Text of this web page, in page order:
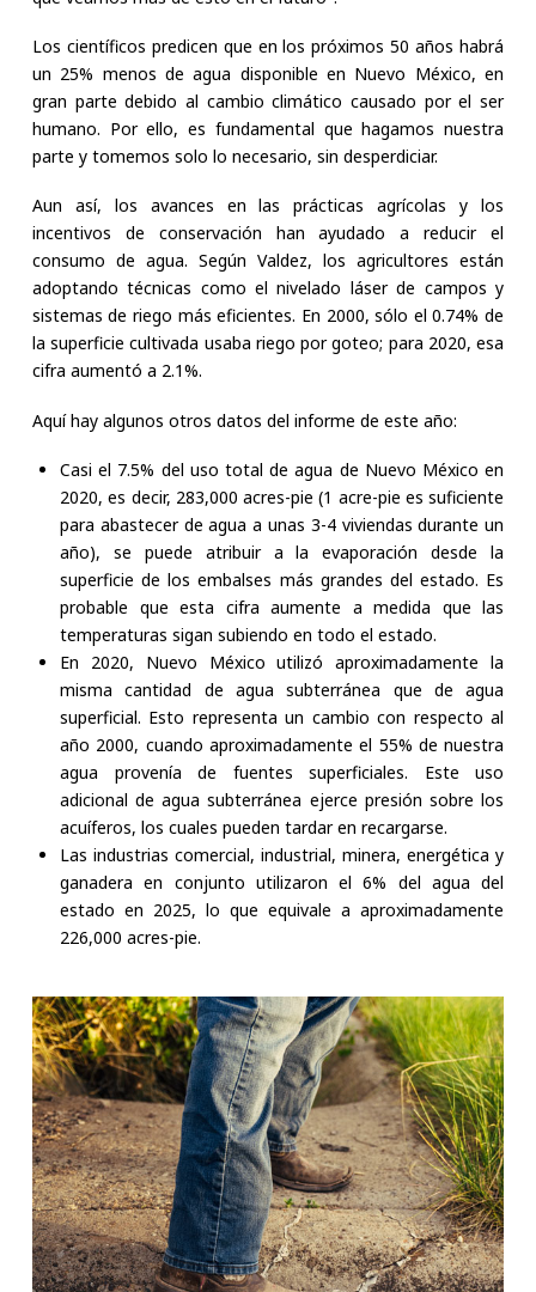
Los científicos predicen que en los próximos 50 años habrá
un 25% menos de agua disponible en Nuevo México, en
gran parte debido al cambio climático causado por el ser
humano. Por ello, es fundamental que hagamos nuestra
parte y tomemos solo lo necesario, sin desperdiciar.
Aun así, los avances en las prácticas agrícolas y los
incentivos de conservación han ayudado a reducir el
consumo de agua. Según Valdez, los agricultores están
adoptando técnicas como el nivelado láser de campos y
sistemas de riego más eficientes. En 2000, sólo el 0.74% de
la superficie cultivada usaba riego por goteo; para 2020, esa
cifra aumentó a 2.1%.
Aquí hay algunos otros datos del informe de este año:
Casi el 7.5% del uso total de agua de Nuevo México en
2020, es decir, 283,000 acres-pie (1 acre-pie es suficiente
para abastecer de agua a unas 3-4 viviendas durante un
año), se puede atribuir a la evaporación desde la
superficie de los embalses más grandes del estado. Es
probable que esta cifra aumente a medida que las
temperaturas sigan subiendo en todo el estado.
En 2020, Nuevo México utilizó aproximadamente la
misma cantidad de agua subterránea que de agua
superficial. Esto representa un cambio con respecto al
año 2000, cuando aproximadamente el 55% de nuestra
agua provenía de fuentes superficiales. Este uso
adicional de agua subterránea ejerce presión sobre los
acuíferos, los cuales pueden tardar en recargarse.
Las industrias comercial, industrial, minera, energética y
ganadera en conjunto utilizaron el 6% del agua del
estado en 2025, lo que equivale a aproximadamente
226,000 acres-pie.